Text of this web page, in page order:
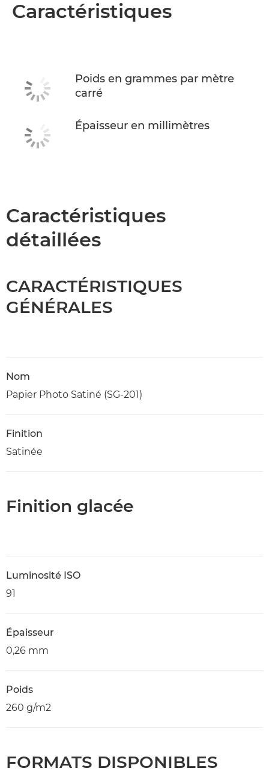
Caractéristiques
Poids en grammes par mètre
carré
Épaisseur en millimètres
Caractéristiques
détaillées
CARACTÉRISTIQUES
GÉNÉRALES
Nom
Papier Photo Satiné (SG-201)
Finition
Satinée
Finition glacée
Luminosité ISO
91
Épaisseur
0,26 mm
Poids
260 g/m2
FORMATS DISPONIBLES